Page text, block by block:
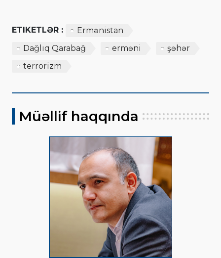
ETIKETLƏR :
Ermənistan
Dağlıq Qarabağ
erməni
şəhər
terrorizm
Müəllif haqqında